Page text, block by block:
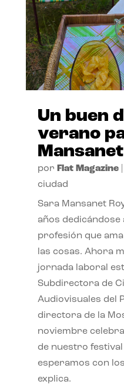
Un buen
verano
Mansanet
por Flat Magazine|
ciudad
Sara Mansanet
años dedicándose
profesión que
las cosas. Ahora
jornada laboral
Subdirectora de
Audiovisuales del
directora de la
noviembre
de nuestro festival
esperamos con
explica.